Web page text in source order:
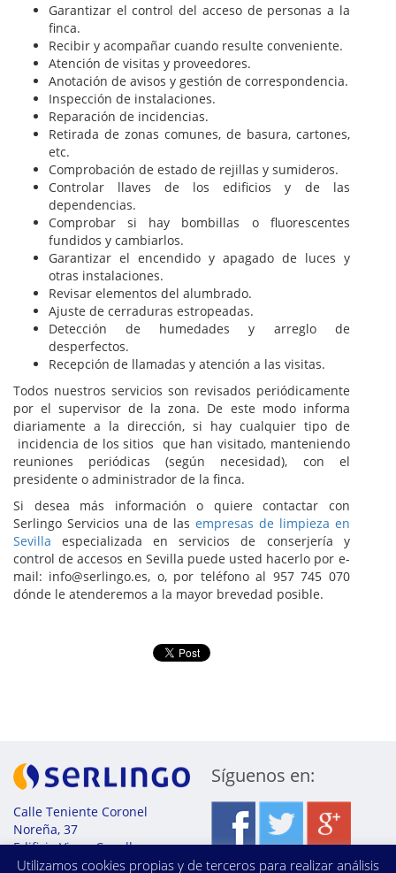
Garantizar el control del acceso de personas a la
finca.
Recibir y acompañar cuando resulte conveniente.
Atención de visitas y proveedores.
Anotación de avisos y gestión de correspondencia.
Inspección de instalaciones.
Reparación de incidencias.
Retirada de zonas comunes, de basura, cartones,
etc.
Comprobación de estado de rejillas y sumideros.
Controlar llaves de los edificios y de las
dependencias.
Comprobar si hay bombillas o fluorescentes
fundidos y cambiarlos.
Garantizar el encendido y apagado de luces y
otras instalaciones.
Revisar elementos del alumbrado.
Ajuste de cerraduras estropeadas.
Detección de humedades y arreglo de
desperfectos.
Recepción de llamadas y atención a las visitas.
Todos nuestros servicios son revisados periódicamente
por el supervisor de la zona. De este modo informa
diariamente a la dirección, si hay cualquier tipo de
incidencia de los sitios que han visitado, manteniendo
reuniones periódicas (según necesidad), con el
presidente o administrador de la finca.
Si desea más información o quiere contactar con
Serlingo Servicios una de las empresas de limpieza en
Sevilla especializada en servicios de conserjería y
control de accesos en Sevilla puede usted hacerlo por e-
mail: info@serlingo.es, o, por teléfono al 957 745 070
dónde le atenderemos a la mayor brevedad posible.
Calle Teniente Coronel
Noreña, 37
Edificio Viena Capellanes
28045 Sevilla
Síguenos en:
Utilizamos cookies propias y de terceros para realizar análisis